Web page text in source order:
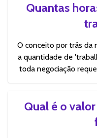
Quantas
O conceito por trás da
a quantidade de
toda negociação
Qual é o